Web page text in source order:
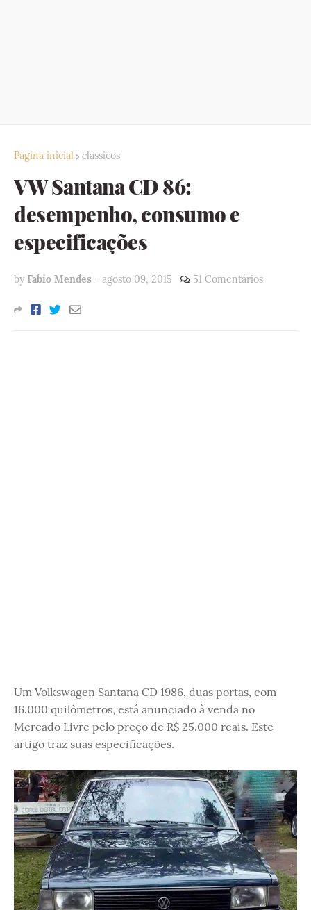
Página inicial classicos
VW Santana CD 86:
desempenho, consumo e
especificações
by Fabio Mendes - agosto 09, 2015 51 Comentários
Um Volkswagen Santana CD 1986, duas portas, com
16.000 quilômetros, está anunciado à venda no
Mercado Livre pelo preço de R$ 25.000 reais. Este
artigo traz suas especificações.